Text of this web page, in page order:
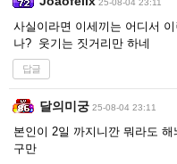
25-08-04 23:11
사실이라면 이세끼는 어디서
나? 웃기는 짓거리만 하네
답글
달의미궁 25-08-04 23:11
본인이 2일 까지니깐 뭐라도
구만